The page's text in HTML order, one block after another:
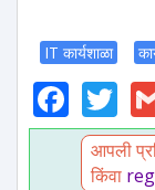
IT कार्यशाळा
आपली
किंवा